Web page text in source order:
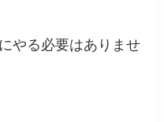
やる必要はありませ